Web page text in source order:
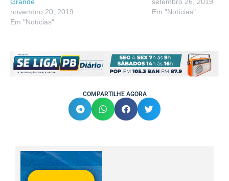
novembro 20, 2019
Em "Notícias"
Em "Notícias"
COMPARTILHE AGORA